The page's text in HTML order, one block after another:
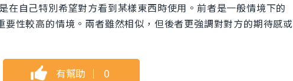
自己特別希望對方看到某樣東西時使用。前者是一般情境下的
性較高的情境。兩者雖然相似，但後者更強調對對方的期待感或
有幫助 ｜ 0